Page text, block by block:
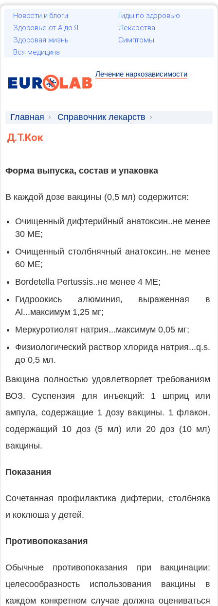
Новости и блоги
Гиды по здоровью
Здоровье от А до Я
Лекарства
Здоровая жизнь
Симптомы
Вся медицина
Лечение наркозависимости
Главная
Справочник лекарств
Лекарственные средства
Д.Т.Кок
Форма выпуска, состав и упаковка
В каждой дозе вакцины (0,5 мл) содержится:
Очищенный дифтерийный анатоксин..не менее
30 МЕ;
Очищенный столбнячный анатоксин..не менее
60 МЕ;
Bordetella Pertussis..не менее 4 МЕ;
Гидроокись алюминия, выраженная в
Al...максимум 1,25 мг;
Меркуротиолят натрия...максимум 0,05 мг;
Физиологический раствор хлорида натрия...q.s.
до 0,5 мл.
Вакцина полностью удовлетворяет требованиям
ВОЗ. Суспензия для инъекций: 1 шприц или
ампула, содержащие 1 дозу вакцины. 1 флакон,
содержащий 10 доз (5 мл) или 20 доз (10 мл)
вакцины.
Показания
Сочетанная профилактика дифтерии, столбняка
и коклюша у детей.
Противопоказания
Обычные противопоказания при вакцинации:
целесообразность использования вакцины в
каждом конкретном случае должна оцениваться